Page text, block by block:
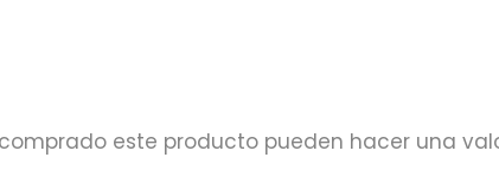
este producto pueden hacer una